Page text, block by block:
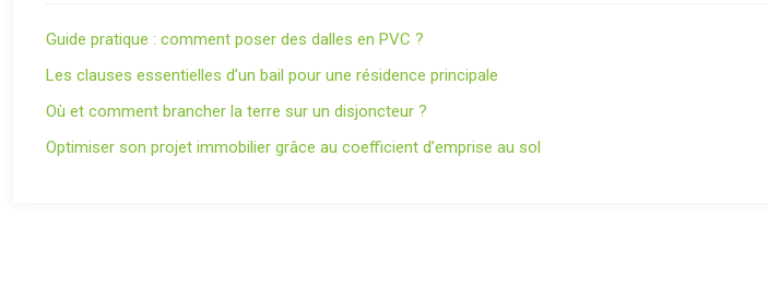
Guide pratique : comment poser des dalles en PVC ?
Les clauses essentielles d’un bail pour une résidence principale
Où et comment brancher la terre sur un disjoncteur ?
Optimiser son projet immobilier grâce au coefficient d’emprise au sol